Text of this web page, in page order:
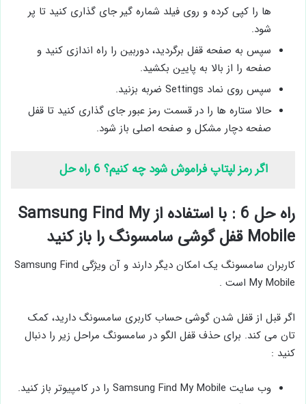
ها را کپی کرده و روی فیلد شماره گیر جای گذاری کنید تا پر
شود.
سپس به صفحه قفل برگردید، دوربین را راه اندازی کنید و
صفحه را از بالا به پایین بکشید.
سپس روی نماد Settings ضربه بزنید.
حالا ستاره ‌ها را در قسمت رمز عبور جای گذاری کنید تا قفل
صفحه دچار مشکل و صفحه اصلی باز شود.
اگر رمز لپتاپ فراموش شود چه کنیم؟ 6 راه حل
راه حل 6 : با استفاده از Samsung Find My
Mobile قفل گوشی سامسونگ را باز کنید
کاربران سامسونگ یک امکان دیگر دارند و آن ویژگی Samsung Find
My Mobile است .
اگر قبل از قفل شدن گوشی حساب کاربری سامسونگ دارید، کمک
تان می کند. برای حذف قفل الگو در سامسونگ مراحل زیر را دنبال
کنید :
وب سایت Samsung Find My Mobile را در کامپیوتر باز کنید.